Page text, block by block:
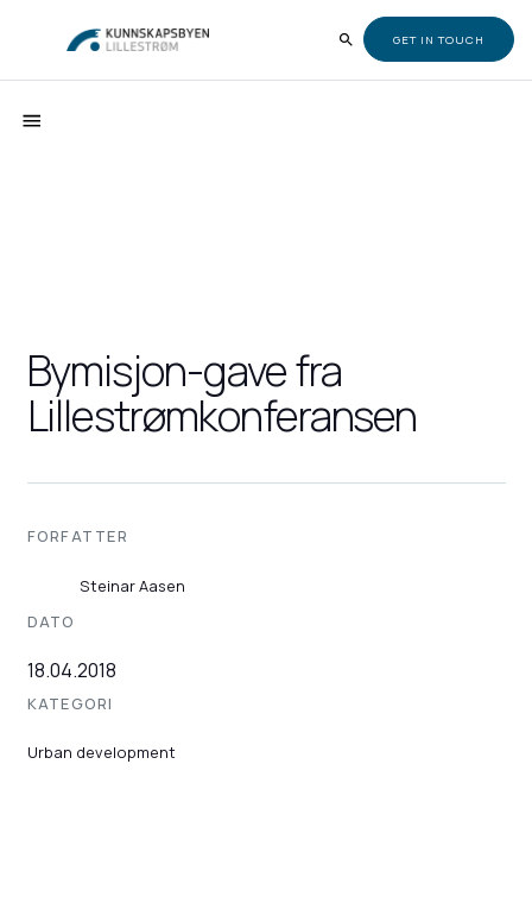
GET IN TOUCH
Bymisjon-gave fra
Lillestrømkonferansen
FORFATTER
Steinar Aasen
DATO
18.04.2018
KATEGORI
Urban development